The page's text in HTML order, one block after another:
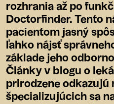
rozhrania až po
Doctorfinder. Tento
pacientom jasný
ľahko nájsť
základe jeho
Články v blogu o
prirodzene odkazujú
špecializujúcich sa